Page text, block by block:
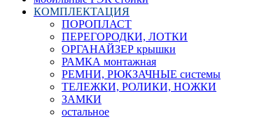
КОМПЛЕКТАЦИЯ
ПОРОПЛАСТ
ПЕРЕГОРОДКИ, ЛОТКИ
ОРГАНАЙЗЕР крышки
РАМКА монтажная
РЕМНИ, РЮКЗАЧНЫЕ системы
ТЕЛЕЖКИ, РОЛИКИ, НОЖКИ
ЗАМКИ
остальное